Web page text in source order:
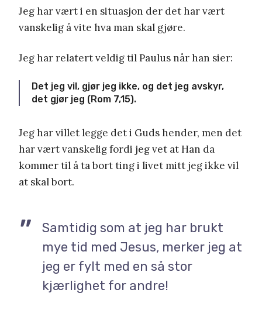
Jeg har vært i en situasjon der det har vært
vanskelig å vite hva man skal gjøre.
Jeg har relatert veldig til Paulus når han sier:
Det jeg vil, gjør jeg ikke, og det jeg avskyr,
det gjør jeg (Rom 7,15).
Jeg har villet legge det i Guds hender, men det
har vært vanskelig fordi jeg vet at Han da
kommer til å ta bort ting i livet mitt jeg ikke vil
at skal bort.
Samtidig som at jeg har brukt
mye tid med Jesus, merker jeg at
jeg er fylt med en så stor
kjærlighet for andre!